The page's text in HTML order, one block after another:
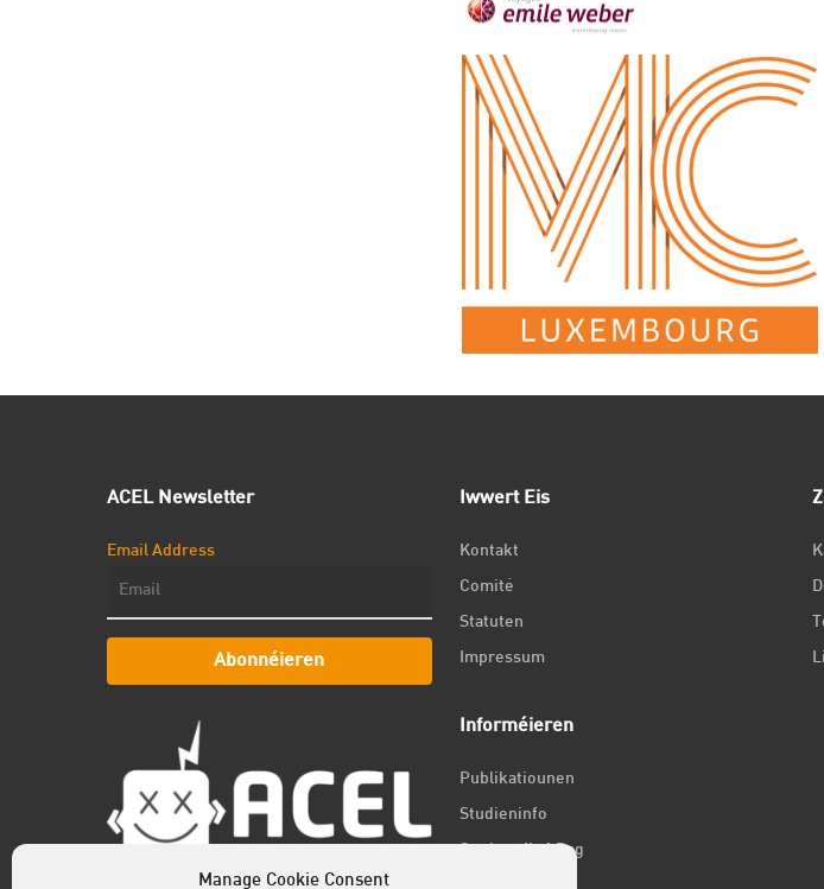
Manage Cookie Consent
ACEL Newsletter
Email Address
Abonnéieren
Iwwert Eis
Kontakt
Comité
Statuten
Impressum
Informéieren
Publikatiounen
Studieninfo
Student fir 1 Dag